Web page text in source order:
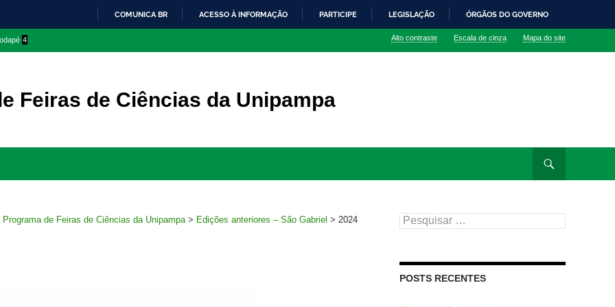
O
COMUNICA BR ACESSO À INFORMAÇÃO PARTICIPE LEGISLAÇÃO ÓRGÃOS DO GOVERNO
4 Alto contraste Escala de cinza Mapa do site
Feiras de Ciências da Unipampa
Programa de Feiras de Ciências da Unipampa > Edições anteriores – São Gabriel > 2024
Pesquisar
por:
POSTS RECENTES